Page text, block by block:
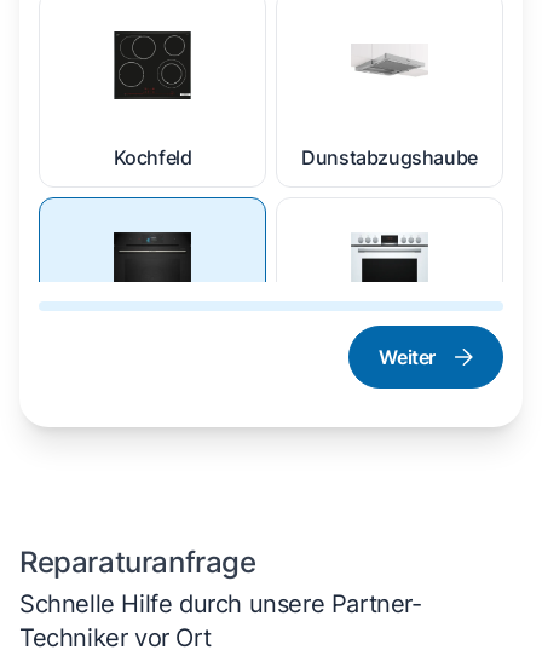
Kochfeld Dunstabzugshaube
Herd und Backofen
Weiter
Reparaturanfrage
Schnelle Hilfe durch unsere Partner-
Techniker vor Ort